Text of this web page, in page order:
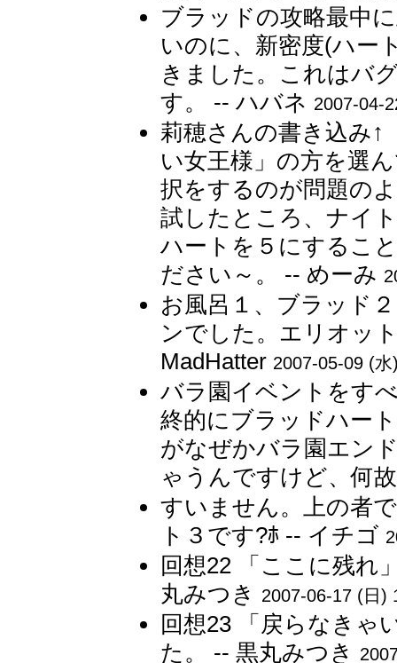
ブラッドの攻略最中
いのに、新密度(ハー
きました。これはバ
す。 -- ハバネ 2007-04-
莉穂さんの書き込み↑
い女王様」の方を選
択をするのが問題の
試したところ、ナイ
ハートを５にするこ
ださい～。 -- めーみ
お風呂１、ブラッド
ンでした。エリオッ
MadHatter 2007-05-09 (
バラ園イベントをす
終的にブラッドハー
がなぜかバラ園エン
ゃうんですけど、何
すいません。上の者
ト３です?ﾎ -- イチゴ
回想22 「ここに残れ
丸みつき
2007-06-17 (日)
回想23 「戻らなきゃ
た。 -- 黒丸みつき